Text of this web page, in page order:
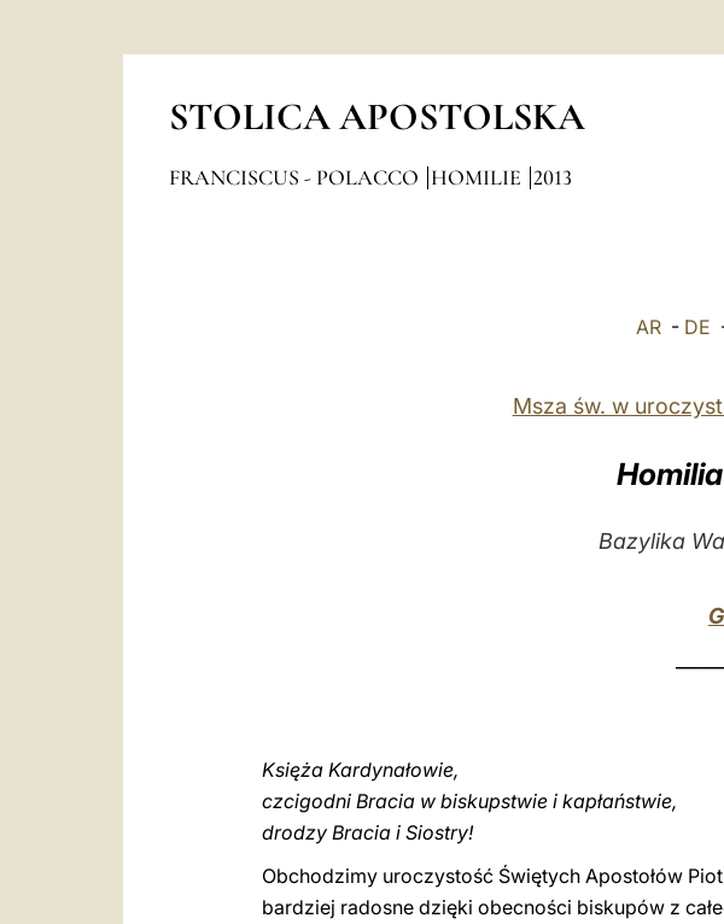
STOLICA APOSTOLSKA
FRANCISCUS - POLACCO HOMILIE 2013
AR - DE
Msza św. w
Bazylika
Księża Kardynałowie,
czcigodni Bracia w biskupstwie i kapłaństwie,
drodzy Bracia i Siostry!
Obchodzimy uroczystość Świętych Apostołów
bardziej radosne dzięki obecności biskupów z